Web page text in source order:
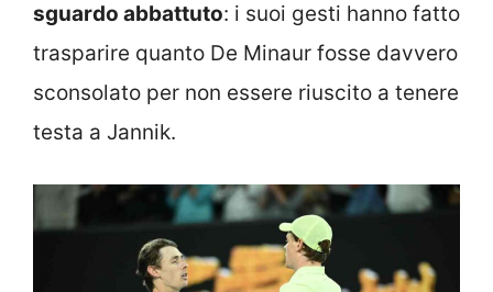
sguardo abbattuto: i suoi gesti hanno fatto
trasparire quanto De Minaur fosse davvero
sconsolato per non essere riuscito a tenere
testa a Jannik.